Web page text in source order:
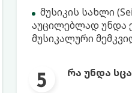
მუსიკის სახლი
აუცილებლად უნდა
მუსიკალური
რა უნდა